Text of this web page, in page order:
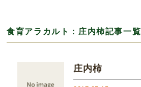
食育アラカルト：庄内柿記事一覧
庄内柿